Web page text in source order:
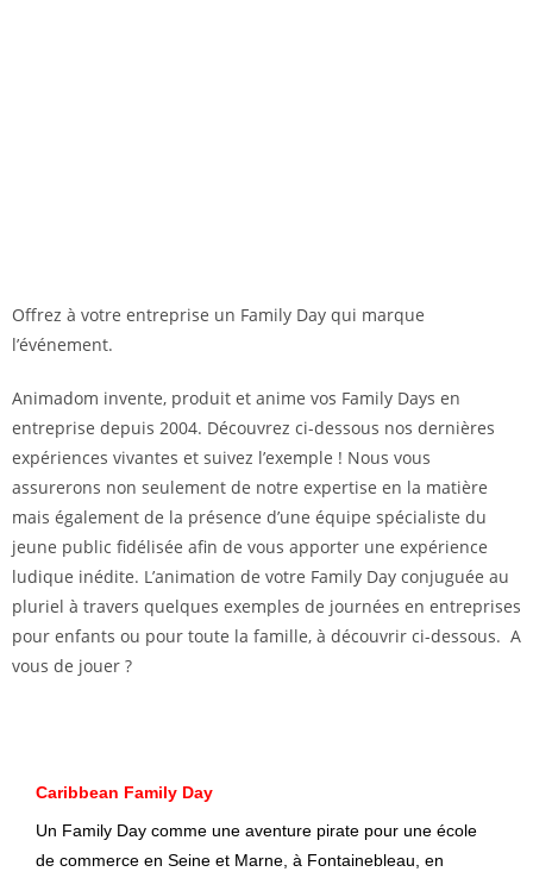
Offrez à votre entreprise un Family Day qui marque
l’événement.
Animadom invente, produit et anime vos Family Days en
entreprise depuis 2004. Découvrez ci-dessous nos dernières
expériences vivantes et suivez l’exemple ! Nous vous
assurerons non seulement de notre expertise en la matière
mais également de la présence d’une équipe spécialiste du
jeune public fidélisée afin de vous apporter une expérience
ludique inédite. L’animation de votre Family Day conjuguée au
pluriel à travers quelques exemples de journées en entreprises
pour enfants ou pour toute la famille, à découvrir ci-dessous. A
vous de jouer ?
Caribbean Family Day
Un Family Day comme une aventure pirate pour une école
de commerce en Seine et Marne, à Fontainebleau, en